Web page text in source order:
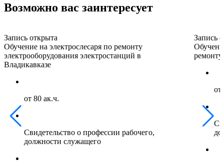
Возможно вас заинтересует
Запись открыта
Обучение на электрослесаря по ремонту
электрооборудования электростанций в
Владикавказе
от 80 ак.ч.
Свидетельство о профессии рабочего,
должности служащего
Запись
ремонту
от